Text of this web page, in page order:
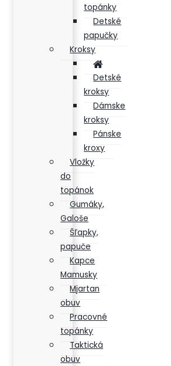
topánky
Detské
papučky
Kroksy
Detské
kroksy
Dámske
kroksy
Pánske
kroxy
Vložky
do
topánok
Gumáky,
Galoše
Šľapky,
papuče
Kapce
Mamusky
Mjartan
obuv
Pracovné
topánky
Taktická
obuv